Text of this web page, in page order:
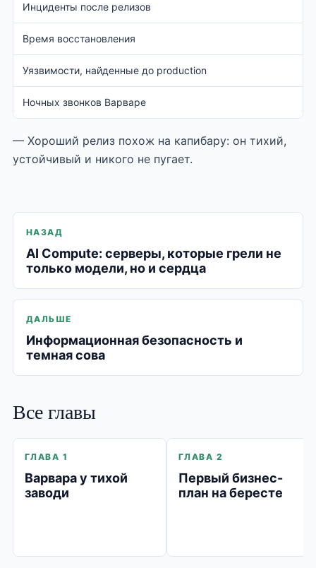
Инциденты после релизов
Время восстановления
Уязвимости, найденные до production
Ночных звонков Варваре
— Хороший релиз похож на капибару: он тихий,
устойчивый и никого не пугает.
НАЗАД
AI Compute: серверы, которые грели не
только модели, но и сердца
ДАЛЬШЕ
Информационная безопасность и
темная сова
Все главы
ГЛАВА 1
Варвара у тихой
заводи
ГЛАВА 2
Первый бизнес-
план на бересте